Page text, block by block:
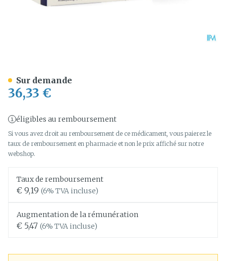
36,33 €
éligibles au remboursement
Si vous avez droit au remboursement de ce médicament, vous paierez le
taux de remboursement en pharmacie et non le prix affiché sur notre
webshop.
Taux de remboursement
€ 9,19 (6% TVA incluse)
Augmentation de la rémunération
€ 5,47 (6% TVA incluse)
Sur demande